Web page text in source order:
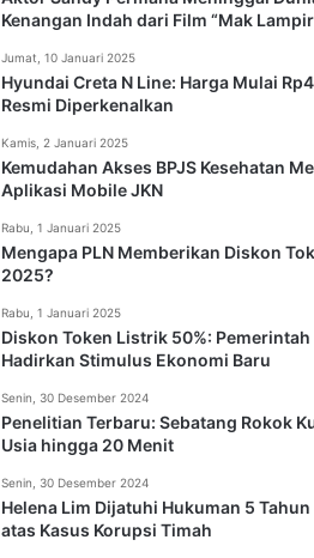
Kenangan Indah dari Film “Mak
Jumat, 10 Januari 2025
Hyundai Creta N Line: Harga Mulai
Resmi Diperkenalkan
Kamis, 2 Januari 2025
Kemudahan Akses BPJS Kesehatan
Aplikasi Mobile JKN
Rabu, 1 Januari 2025
Mengapa PLN Memberikan Diskon
2025?
Rabu, 1 Januari 2025
Diskon Token Listrik 50%:
Hadirkan Stimulus Ekonomi Baru
Senin, 30 Desember 2024
Penelitian Terbaru: Sebatang Rokok
Usia hingga 20 Menit
Senin, 30 Desember 2024
Helena Lim Dijatuhi Hukuman 5
atas Kasus Korupsi Timah